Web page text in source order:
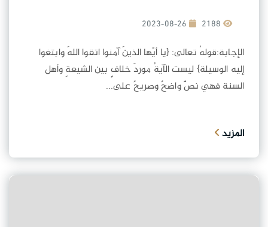
2023-08-26
الإجابة:قولهُ تعالى: {يا أيّها الذينَ آمنوا اتقوا اللهَ وابتغوا
إليه الوسيلة} ليست الآيةُ موردَ خلافٍ بين الشيعةِ وأهل
السنة فهي نصٌّ واضحٌ وصريحٌ على...
المزيد